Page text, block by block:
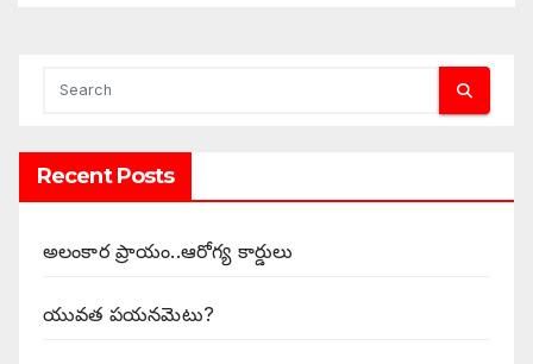
Recent Posts
అలంకార ప్రాయం..ఆరోగ్య కార్డులు
యువత పయనమెటు?